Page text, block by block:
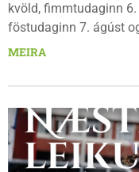
kvöld, fimmtudaginn
föstudaginn 7. ágúst
keppendur sem ætla
fjölbrautaskólans en
styðja hlauparana
MEIRA